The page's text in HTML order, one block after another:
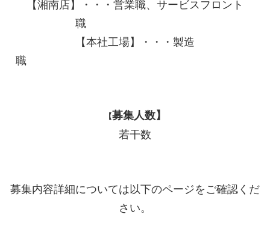
【湘南店】・・・営業職、サービスフロント
職
【本社工場】・・・製造
職
【募集人数】
若干数
募集内容詳細については以下のページをご確認くだ
さい。